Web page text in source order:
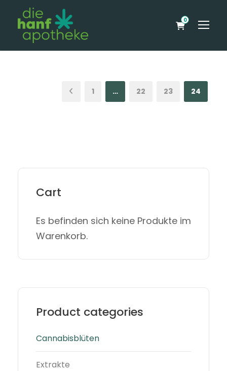
0
1 … 22 23 24
Cart
Es befinden sich keine Produkte im
Warenkorb.
Product categories
Cannabisblüten
Extrakte